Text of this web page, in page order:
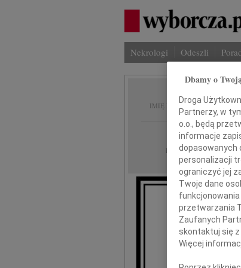
Nekrologi Odeszli
IMIĘ I NAZWISKO:
REGION: Wrocław
DATA EMISJI:
Dbamy o
Droga
Partnerzy, w
o.o., będą
informacje
dopasowanych
personalizacji
ograniczyć jej
Twoje dane
funkcjonowania
przetwarzania
Zaufanych
skontaktuj się
Więcej